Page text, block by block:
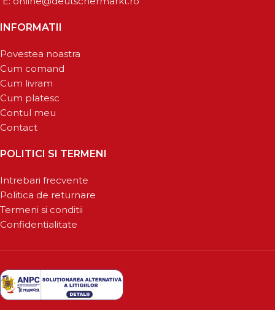
INFORMATII
Povestea noastra
Cum comand
Cum livram
Cum platesc
Contul meu
Contact
POLITICI SI TERMENI
Intrebari frecvente
Politica de returnare
Termeni si conditii
Confidentialitate